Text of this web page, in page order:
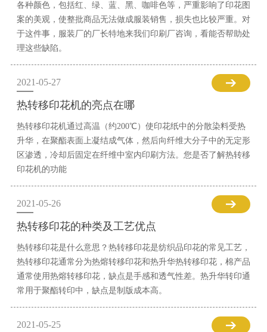
各种颜色，包括红、绿、蓝、黑、咖啡色等，严重影响了印花图
案的美观，使整批商品无法做成服装销售，损失也比较严重。对
于这件事，服装厂的厂长特地来我们印刷厂咨询，看能否帮助处
理这些缺陷。
2021-05-27
热转移印花机的亮点在哪
热转移印花机通过高温（约200℃）使印花纸中的分散染料受热
升华，在聚酯表面上凝结成气体，然后向纤维大分子中的无定形
区渗透，冷却后固定在纤维中室内印刷方法。您是否了解热转移
印花机的功能
2021-05-26
热转移印花的种类及工艺优点
热转移印花是什么意思？热转移印花是纺织品印花的常见工艺，
热转移印花通常分为热熔转移印花和热升华热转移印花，棉产品
通常使用热熔转移印花，缺点是手感和透气性差。热升华转印通
常用于聚酯转印中，缺点是制版成本高。
2021-05-25